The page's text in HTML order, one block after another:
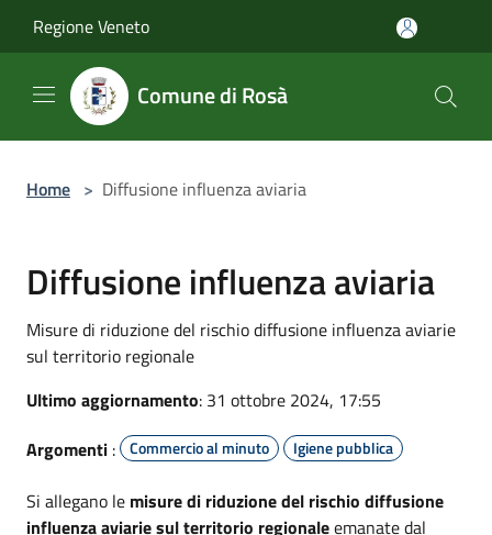
Regione Veneto
Comune di Rosà
Home > Diffusione influenza aviaria
Diffusione influenza aviaria
Misure di riduzione del rischio diffusione influenza aviarie
sul territorio regionale
Ultimo aggiornamento: 31 ottobre 2024, 17:55
Argomenti : Commercio al minuto Igiene pubblica
Si allegano le misure di riduzione del rischio diffusione
influenza aviarie sul territorio regionaleemanate dal